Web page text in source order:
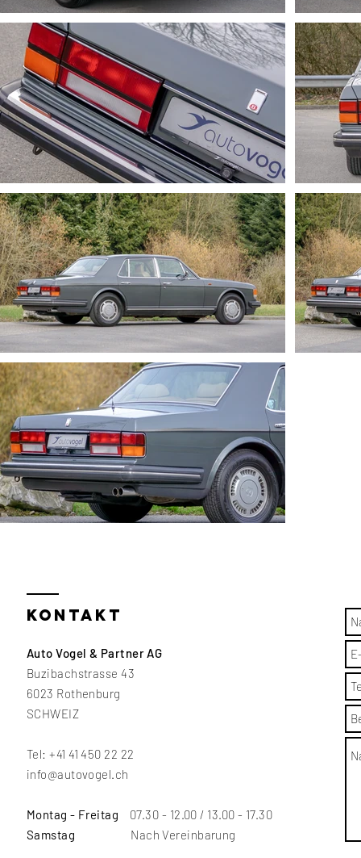
KONTAKT
Auto Vogel & Partner AG
Buzibachstrasse 43
6023 Rothenburg
SCHWEIZ
Tel: +41 41 450 22 22
info@autovogel.ch
Montag - Freitag
07.30 - 12.00 / 13.00 - 17.30
Samstag
Nach Vereinbarung